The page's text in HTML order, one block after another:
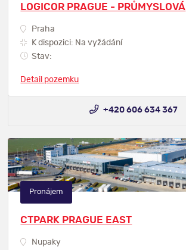
LOGICOR PRAGUE - PRŮMYSLOVÁ
Praha
K dispozici: Na vyžádání
Stav:
Detail pozemku
+420 606 634 367
CTPARK PRAGUE EAST
Nupaky
Pronájem